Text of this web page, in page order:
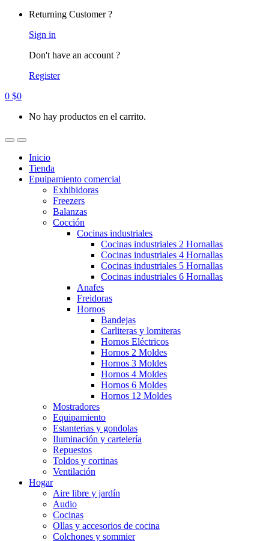
Returning Customer ?
Sign in
Don't have an account ?
Register
0 $0
No hay productos en el carrito.
Inicio
Tienda
Epuipamiento comercial
Exhibidoras
Freezers
Balanzas
Cocción
Cocinas industriales
Cocinas industriales 2 Hornallas
Cocinas industriales 4 Hornallas
Cocinas industriales 5 Hornallas
Cocinas industriales 6 Hornallas
Anafes
Freidoras
Hornos
Bandejas
Carliteras y lomiteras
Hornos Eléctricos
Hornos 2 Moldes
Hornos 3 Moldes
Hornos 4 Moldes
Hornos 6 Moldes
Hornos 12 Moldes
Mostradores
Equipamiento
Estanterias y gondolas
Iluminación y cartelería
Repuestos
Toldos y cortinas
Ventilación
Hogar
Aire libre y jardín
Audio
Cocinas
Ollas y accesorios de cocina
Colchones y sommier